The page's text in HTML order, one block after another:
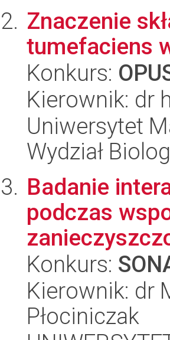
Znaczenie
tumefaciens
Konkurs:
Kierownik: dr
Uniwersytet
Wydział
Badanie
podczas
Konkurs:
Kierownik: dr
Płociniczak